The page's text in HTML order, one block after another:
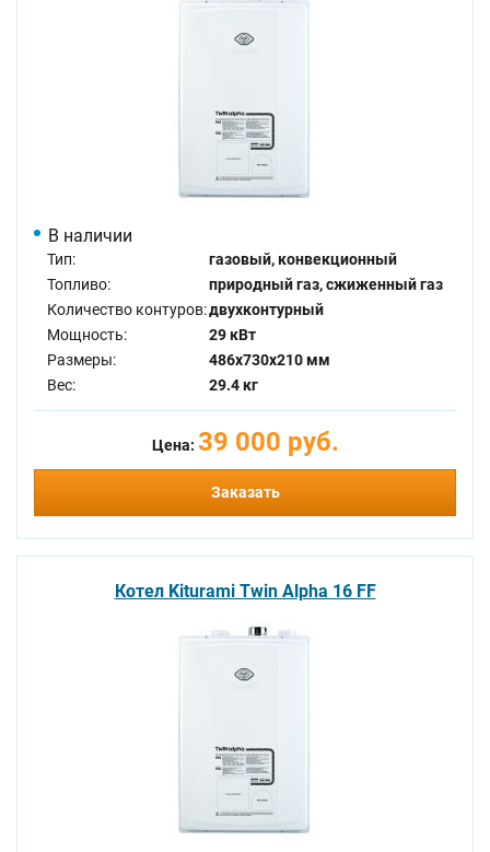
В наличии
Тип:
газовый, конвекционный
Топливо:
природный газ, сжиженный газ
Количество контуров:двухконтурный
Мощность:
29 кВт
Размеры:
486x730x210 мм
Вес:
29.4 кг
Цена: 39 000 руб.
Заказать
Котел Kiturami Twin Alpha 16 FF